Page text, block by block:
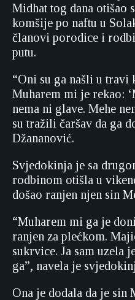
Midhat tog dana otišao
komšije po naftu u
članovi porodice i
putu.
“Oni su ga našli u travi
Muharem mi je rekao:
nema ni glave. Mehe
su tražili čaršav da ga
Džananović.
Svjedokinja je sa
rodbinom otišla u
došao ranjen njen sin
“Muharem mi ga je
ranjen za plećkom.
sukrvice. Ja sam uzela
ga”, navela je
Ona je dodala da je sin